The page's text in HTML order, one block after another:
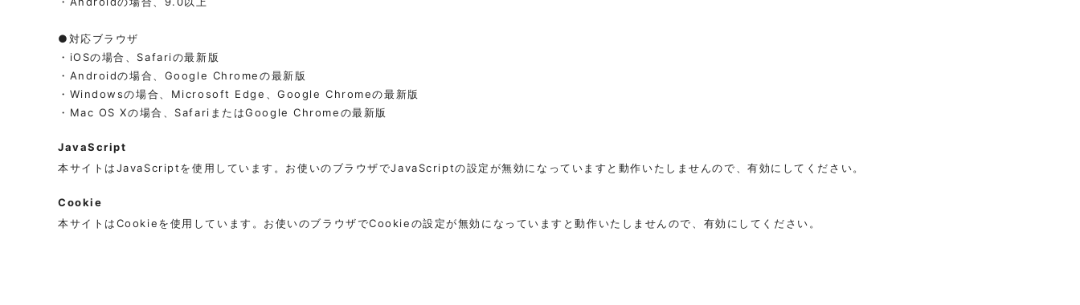
●対応ブラウザ
・iOSの場合、Safariの最新版
・Androidの場合、Google Chromeの最新版
・Windowsの場合、Microsoft Edge、Google Chromeの最新版
・Mac OS Xの場合、SafariまたはGoogle Chromeの最新版
JavaScript
本サイトはJavaScriptを使用しています。お使いのブラウザでJavaScriptの設定が無効になっていますと動作いたしませんので、有効にしてください。
Cookie
本サイトはCookieを使用しています。お使いのブラウザでCookieの設定が無効になっていますと動作いたしませんので、有効にしてください。